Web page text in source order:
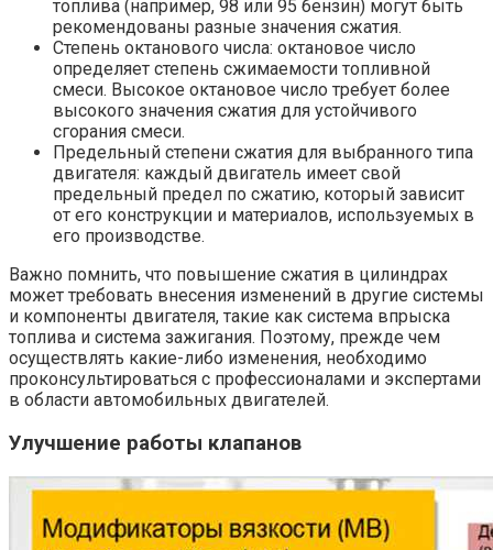
топлива (например, 98 или 95 бензин) могут быть
рекомендованы разные значения сжатия.
Степень октанового числа: октановое число
определяет степень сжимаемости топливной
смеси. Высокое октановое число требует более
высокого значения сжатия для устойчивого
сгорания смеси.
Предельный степени сжатия для выбранного типа
двигателя: каждый двигатель имеет свой
предельный предел по сжатию, который зависит
от его конструкции и материалов, используемых в
его производстве.
Важно помнить, что повышение сжатия в цилиндрах
может требовать внесения изменений в другие системы
и компоненты двигателя, такие как система впрыска
топлива и система зажигания. Поэтому, прежде чем
осуществлять какие-либо изменения, необходимо
проконсультироваться с профессионалами и экспертами
в области автомобильных двигателей.
Улучшение работы клапанов